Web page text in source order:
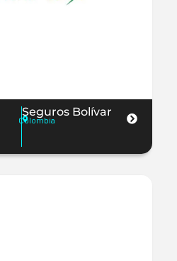
Seguros Bolívar
Colombia